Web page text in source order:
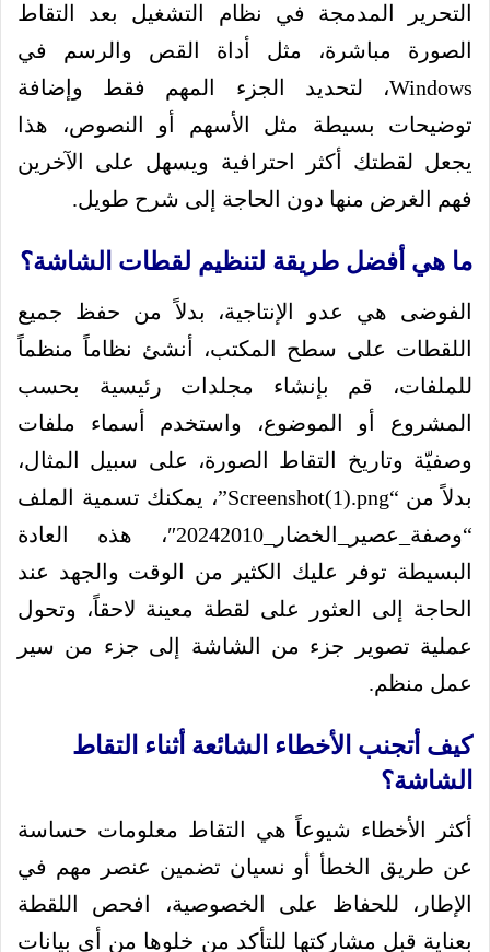
التحرير المدمجة في نظام التشغيل بعد التقاط
الصورة مباشرة، مثل أداة القص والرسم في
Windows، لتحديد الجزء المهم فقط وإضافة
توضيحات بسيطة مثل الأسهم أو النصوص، هذا
يجعل لقطتك أكثر احترافية ويسهل على الآخرين
فهم الغرض منها دون الحاجة إلى شرح طويل.
ما هي أفضل طريقة لتنظيم لقطات الشاشة؟
الفوضى هي عدو الإنتاجية، بدلاً من حفظ جميع
اللقطات على سطح المكتب، أنشئ نظاماً منظماً
للملفات، قم بإنشاء مجلدات رئيسية بحسب
المشروع أو الموضوع، واستخدم أسماء ملفات
وصفيّة وتاريخ التقاط الصورة، على سبيل المثال،
بدلاً من “Screenshot(1).png”، يمكنك تسمية الملف
“وصفة_عصير_الخضار_20242010″، هذه العادة
البسيطة توفر عليك الكثير من الوقت والجهد عند
الحاجة إلى العثور على لقطة معينة لاحقاً، وتحول
عملية تصوير جزء من الشاشة إلى جزء من سير
عمل منظم.
كيف أتجنب الأخطاء الشائعة أثناء التقاط
الشاشة؟
أكثر الأخطاء شيوعاً هي التقاط معلومات حساسة
عن طريق الخطأ أو نسيان تضمين عنصر مهم في
الإطار، للحفاظ على الخصوصية، افحص اللقطة
بعناية قبل مشاركتها للتأكد من خلوها من أي بيانات